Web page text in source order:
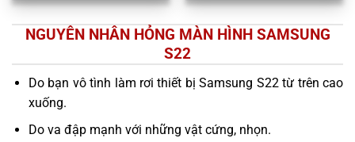
NGUYÊN NHÂN HỎNG MÀN HÌNH SAMSUNG
S22
Do bạn vô tình làm rơi thiết bị Samsung S22 từ trên cao
xuống.
Do va đập mạnh với những vật cứng, nhọn.